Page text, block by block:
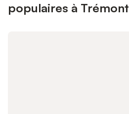
populaires à Trémont